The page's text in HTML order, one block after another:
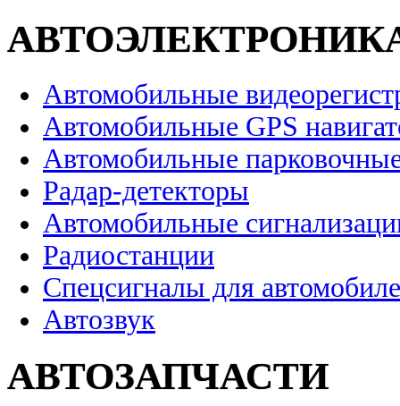
Автомобильные
Автомобильные GPS
Автомобильные
Радар-детекторы
Автомобильные
Радиостанции
Спецсигналы для
Автозвук
АВТОЗАПЧАСТИ